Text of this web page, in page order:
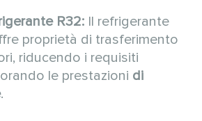
R32: Il refrigerante
proprietà di trasferimento
riducendo i requisiti
le prestazioni di
.